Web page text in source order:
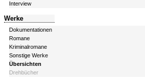
Interview
Werke
Dokumentationen
Romane
Kriminalromane
Sonstige Werke
Übersichten
Drehbücher